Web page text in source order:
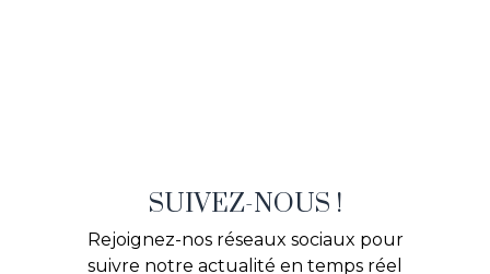
SUIVEZ-NOUS !
Rejoignez-nos réseaux sociaux pour
suivre notre actualité en temps réel